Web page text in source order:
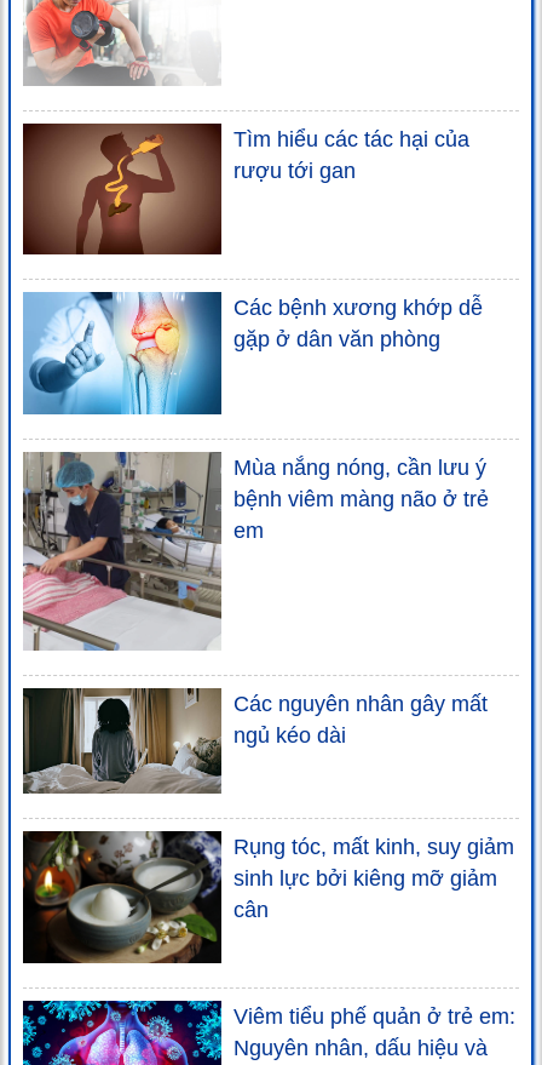
Tìm hiểu các tác hại của
rượu tới gan
Các bệnh xương khớp dễ
gặp ở dân văn phòng
Mùa nắng nóng, cần lưu ý
bệnh viêm màng não ở trẻ
em
Các nguyên nhân gây mất
ngủ kéo dài
Rụng tóc, mất kinh, suy giảm
sinh lực bởi kiêng mỡ giảm
cân
Viêm tiểu phế quản ở trẻ em:
Nguyên nhân, dấu hiệu và